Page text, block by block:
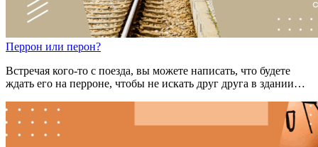
Перрон или перон?
Встречая кого-то с поезда, вы можете написать, что будете
ждать его на перроне, чтобы не искать друг друга в здании…